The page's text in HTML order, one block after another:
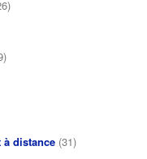
à distance (31)